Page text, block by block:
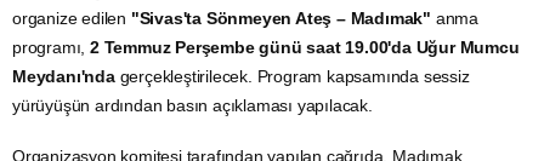
organize edilen "Sivas'ta Sönmeyen Ateş – Madımak" anma
programı, 2 Temmuz Perşembe günü saat 19.00'da Uğur Mumcu
Meydanı'ndagerçekleştirilecek. Program kapsamında sessiz
yürüyüşün ardından basın açıklaması yapılacak.
Organizasyon komitesi tarafından yapılan çağrıda, Madımak